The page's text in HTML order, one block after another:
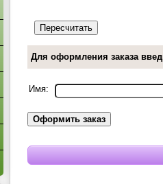
Для оформления заказа
Имя: